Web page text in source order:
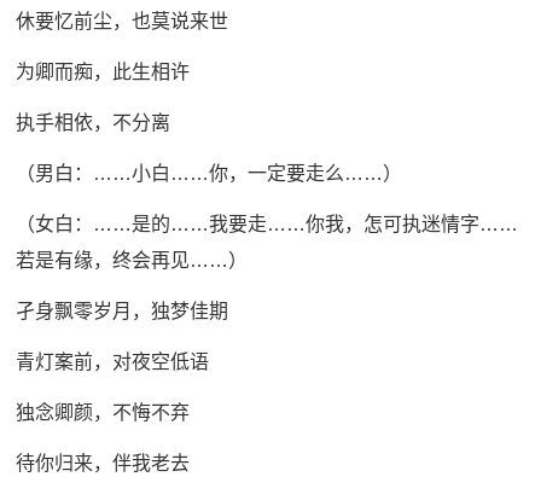
休要忆前尘，也莫说来世
为卿而痴，此生相许
执手相依，不分离
（男白：……小白……你，一定要走么……）
（女白：……是的……我要走……你我，怎可执迷情字……
若是有缘，终会再见……）
孑身飘零岁月，独梦佳期
青灯案前，对夜空低语
独念卿颜，不悔不弃
待你归来，伴我老去